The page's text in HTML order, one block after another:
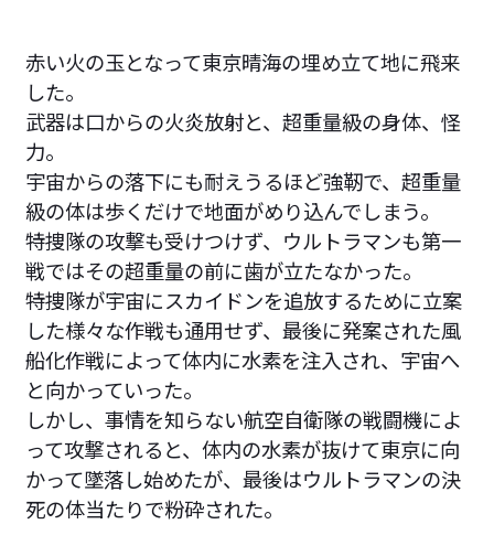
赤い火の玉となって東京晴海の埋め立て地に飛来
した。
武器は口からの火炎放射と、超重量級の身体、怪
力。
宇宙からの落下にも耐えうるほど強靭で、超重量
級の体は歩くだけで地面がめり込んでしまう。
特捜隊の攻撃も受けつけず、ウルトラマンも第一
戦ではその超重量の前に歯が立たなかった。
特捜隊が宇宙にスカイドンを追放するために立案
した様々な作戦も通用せず、最後に発案された風
船化作戦によって体内に水素を注入され、宇宙へ
と向かっていった。
しかし、事情を知らない航空自衛隊の戦闘機によ
って攻撃されると、体内の水素が抜けて東京に向
かって墜落し始めたが、最後はウルトラマンの決
死の体当たりで粉砕された。